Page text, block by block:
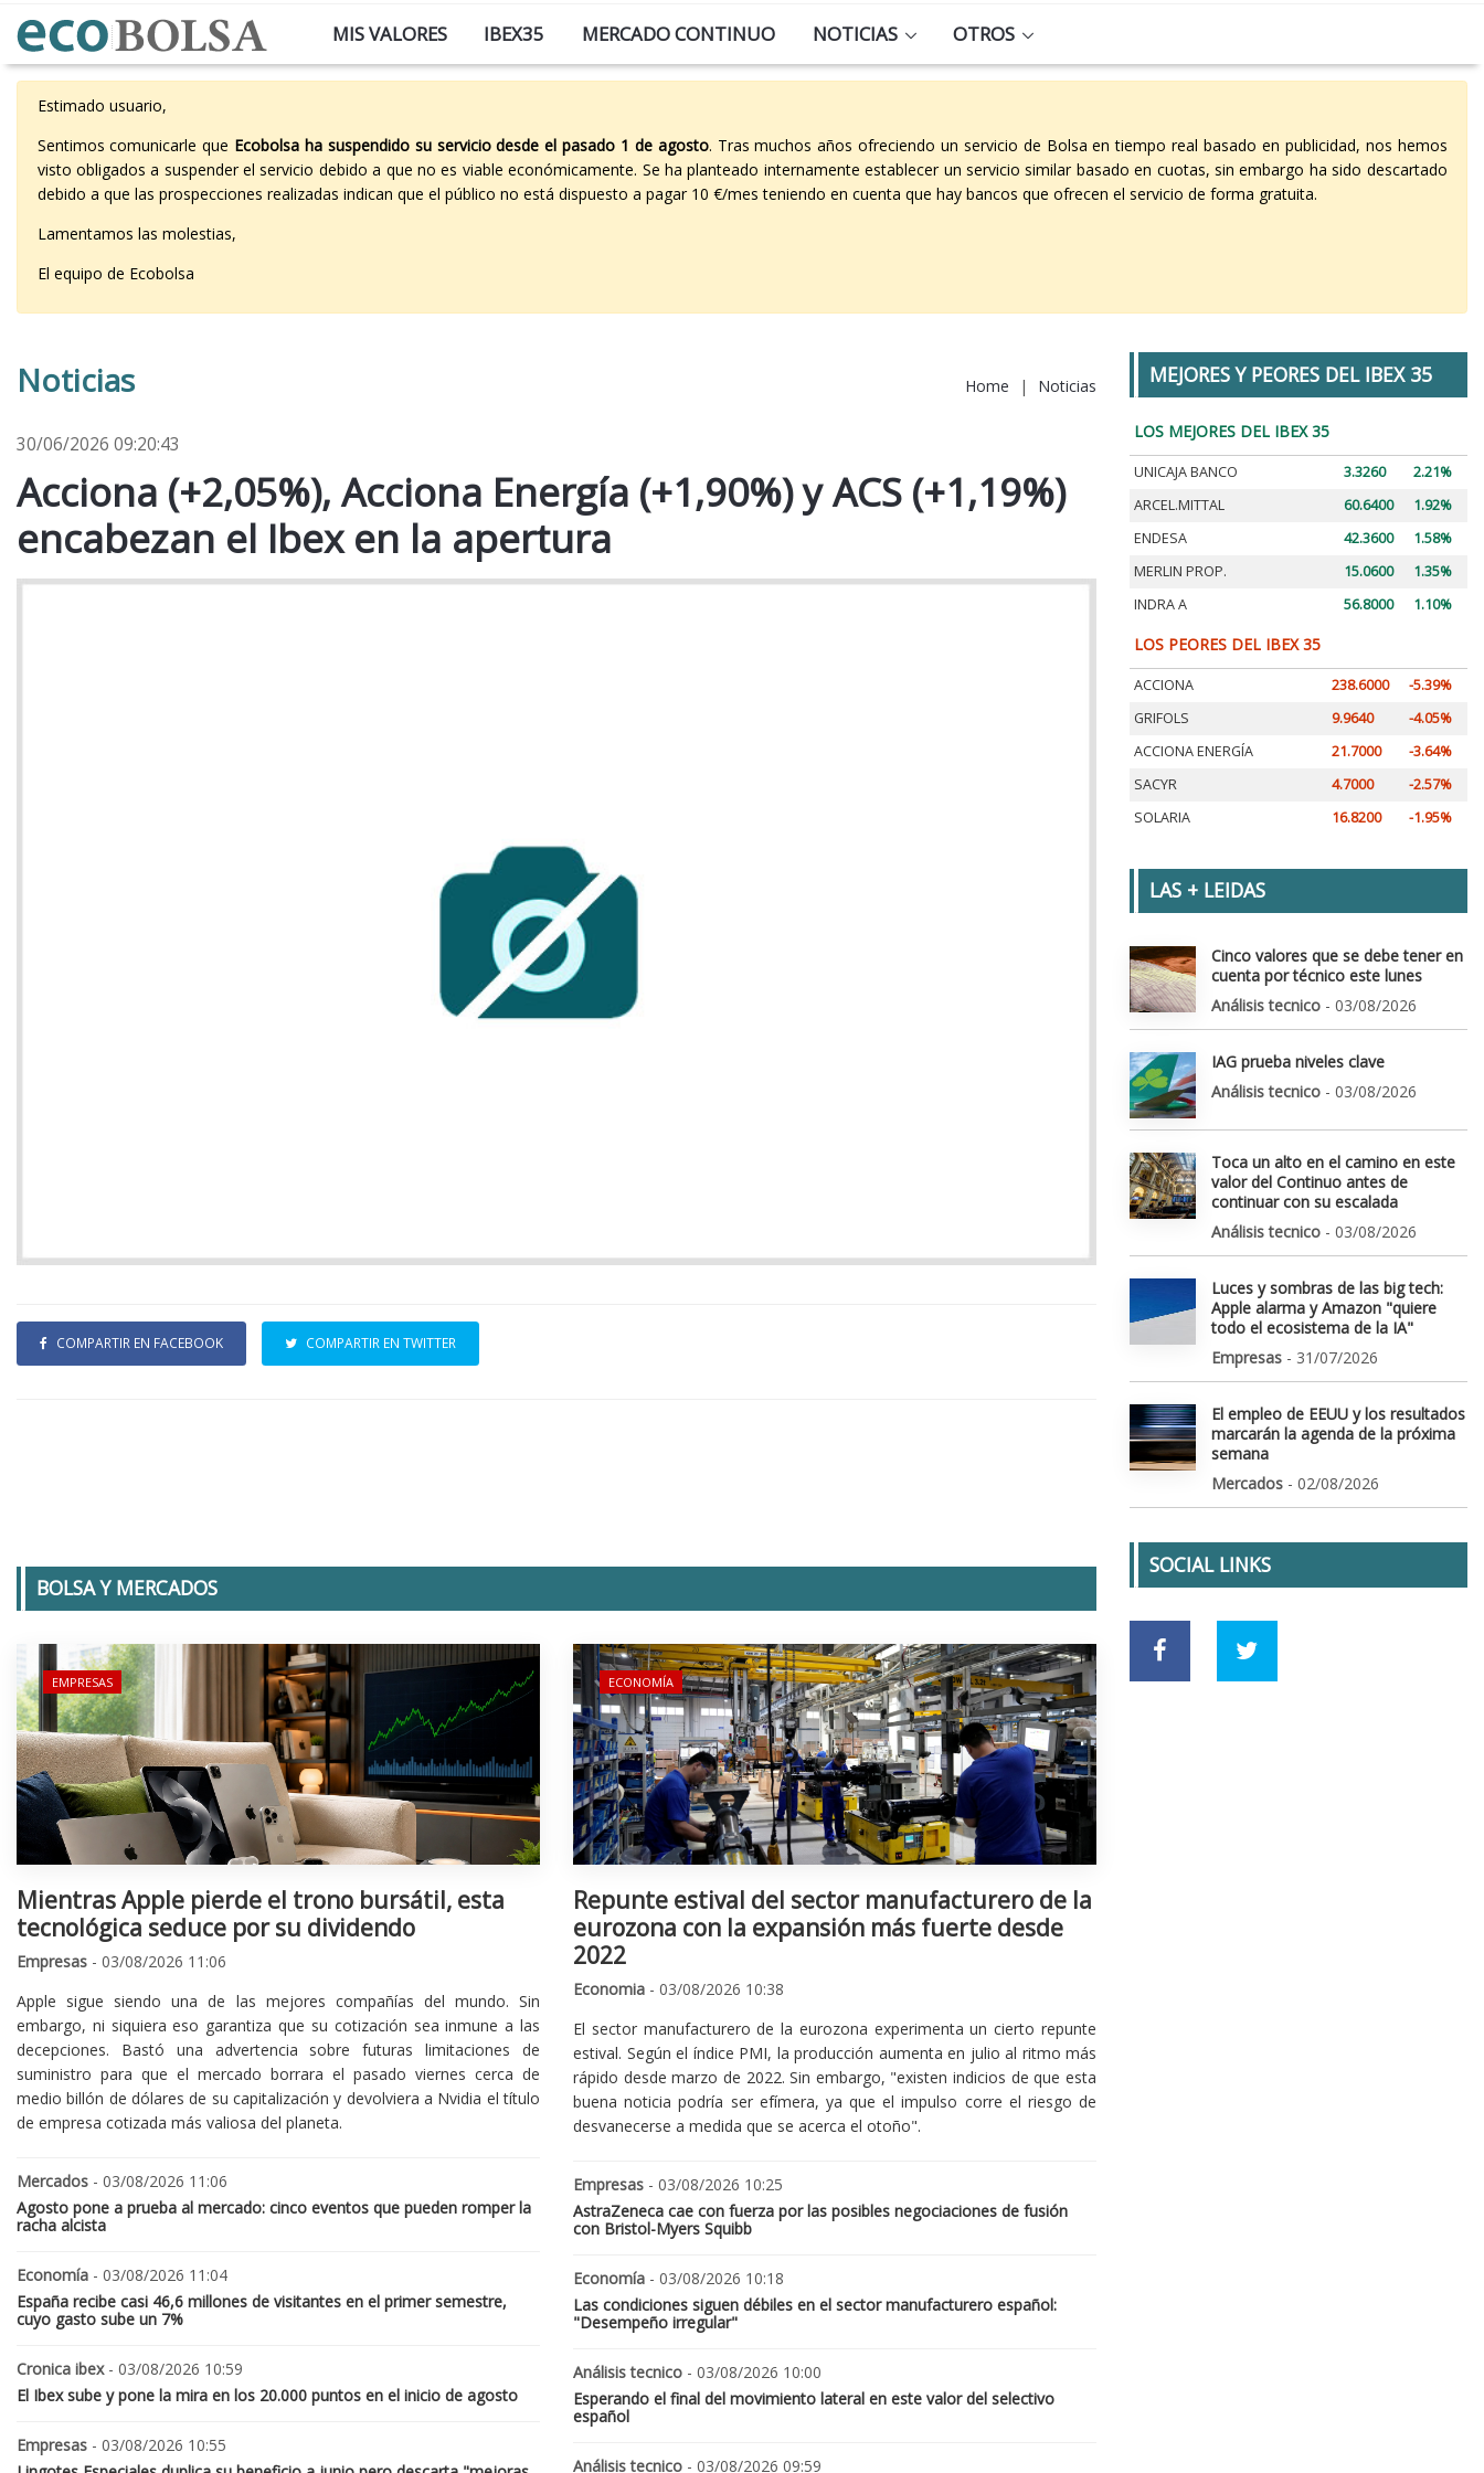
MIS VALORES IBEX35 MERCADO CONTINUO NOTICIAS OTROS
Estimado usuario,
Sentimos comunicarle que Ecobolsa ha suspendido su servicio desde el pasado 1 de agosto. Tras muchos años ofreciendo un servicio de Bolsa en tiempo real basado en publicidad, nos hemos
visto obligados a suspender el servicio debido a que no es viable económicamente. Se ha planteado internamente establecer un servicio similar basado en cuotas, sin embargo ha sido descartado
debido a que las prospecciones realizadas indican que el público no está dispuesto a pagar 10 €/mes teniendo en cuenta que hay bancos que ofrecen el servicio de forma gratuita.
Lamentamos las molestias,
El equipo de Ecobolsa
Noticias Home | Noticias
30/06/2026 09:20:43
Acciona (+2,05%), Acciona Energía (+1,90%) y ACS (+1,19%)
encabezan el Ibex en la apertura
COMPARTIR EN FACEBOOK COMPARTIR EN TWITTER
BOLSA Y MERCADOS
EMPRESAS
Mientras Apple pierde el trono bursátil, esta
tecnológica seduce por su dividendo
Empresas - 03/08/2026 11:06
Apple sigue siendo una de las mejores compañías del mundo. Sin
embargo, ni siquiera eso garantiza que su cotización sea inmune a las
decepciones. Bastó una advertencia sobre futuras limitaciones de
suministro para que el mercado borrara el pasado viernes cerca de
medio billón de dólares de su capitalización y devolviera a Nvidia el título
de empresa cotizada más valiosa del planeta.
Mercados - 03/08/2026 11:06
Agosto pone a prueba al mercado: cinco eventos que pueden romper la
racha alcista
Economía - 03/08/2026 11:04
España recibe casi 46,6 millones de visitantes en el primer semestre,
cuyo gasto sube un 7%
Cronica ibex- 03/08/2026 10:59
El Ibex sube y pone la mira en los 20.000 puntos en el inicio de agosto
Empresas - 03/08/2026 10:55
ECONOMÍA
Repunte estival del sector manufacturero de la
eurozona con la expansión más fuerte desde
2022
Economia - 03/08/2026 10:38
El sector manufacturero de la eurozona experimenta un cierto repunte
estival. Según el índice PMI, la producción aumenta en julio al ritmo más
rápido desde marzo de 2022. Sin embargo, "existen indicios de que esta
buena noticia podría ser efímera, ya que el impulso corre el riesgo de
desvanecerse a medida que se acerca el otoño".
Empresas - 03/08/2026 10:25
AstraZeneca cae con fuerza por las posibles negociaciones de fusión
con Bristol-Myers Squibb
Economía - 03/08/2026 10:18
Las condiciones siguen débiles en el sector manufacturero español:
"Desempeño irregular"
Análisis tecnico - 03/08/2026 10:00
Esperando el final del movimiento lateral en este valor del selectivo
español
Análisis tecnico - 03/08/2026 09:59
MEJORES Y PEORES DEL IBEX 35
LOS MEJORES DEL IBEX 35
UNICAJA BANCO 3.3260
2.21%
ARCEL.MITTAL
60.6400
1.92%
ENDESA
42.3600
1.58%
MERLIN PROP.
15.0600
1.35%
INDRA A
56.8000 1.10%
LOS PEORES DEL IBEX 35
ACCIONA 238.6000
-5.39%
GRIFOLS
9.9640
-4.05%
ACCIONA ENERGÍA
21.7000
-3.64%
SACYR
4.7000
-2.57%
SOLARIA
16.8200 -1.95%
LAS + LEIDAS
Cinco valores que se debe tener en
cuenta por técnico este lunes
Análisis tecnico - 03/08/2026
IAG prueba niveles clave
Análisis tecnico - 03/08/2026
Toca un alto en el camino en este
valor del Continuo antes de
continuar con su escalada
Análisis tecnico - 03/08/2026
Luces y sombras de las big tech:
Apple alarma y Amazon "quiere
todo el ecosistema de la IA"
Empresas - 31/07/2026
El empleo de EEUU y los resultados
marcarán la agenda de la próxima
semana
Mercados - 02/08/2026
SOCIAL LINKS